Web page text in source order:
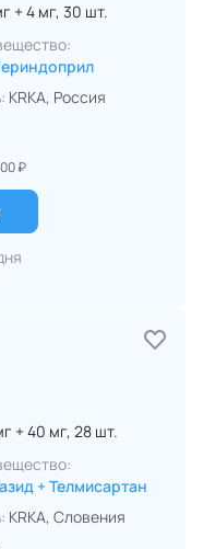
+ 4 мг, 30 шт.
KRKA, Россия
₽
+ 40 мг, 28 шт.
+ Телмисартан
KRKA, Словения